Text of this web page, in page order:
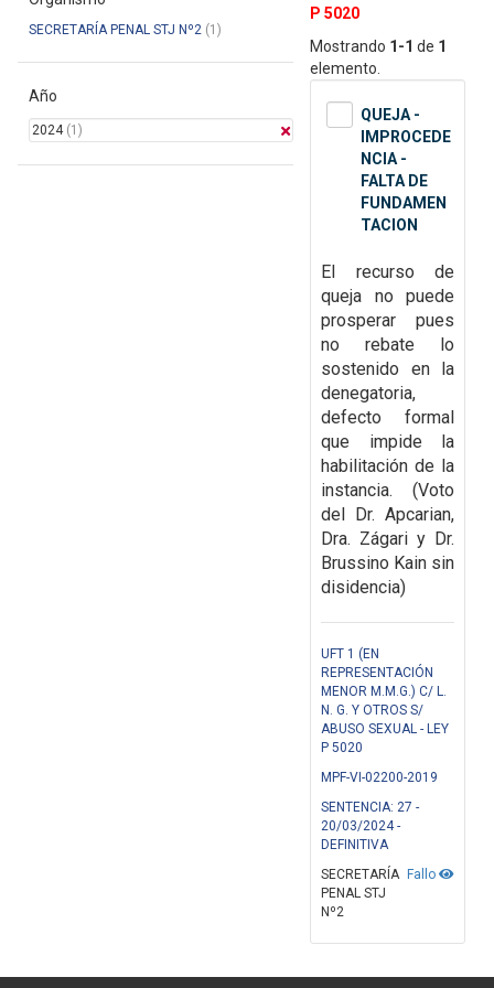
SECRETARÍA PENAL STJ Nº2 (1)
Año
2024(1)
P 5020
Mostrando 1-1 de 1
elemento.
QUEJA -
IMPROCEDE
NCIA -
FALTA DE
FUNDAMEN
TACION
El recurso de
queja no puede
prosperar pues
no rebate lo
sostenido en la
denegatoria,
defecto formal
que impide la
habilitación de la
instancia. (Voto
del Dr. Apcarian,
Dra. Zágari y Dr.
Brussino Kain sin
disidencia)
UFT 1 (EN
REPRESENTACIÓN
MENOR M.M.G.) C/ L.
N. G. Y OTROS S/
ABUSO SEXUAL - LEY
P 5020
MPF-VI-02200-2019
SENTENCIA: 27 -
20/03/2024 -
DEFINITIVA
Fallo
SECRETARÍA
PENAL STJ
Nº2